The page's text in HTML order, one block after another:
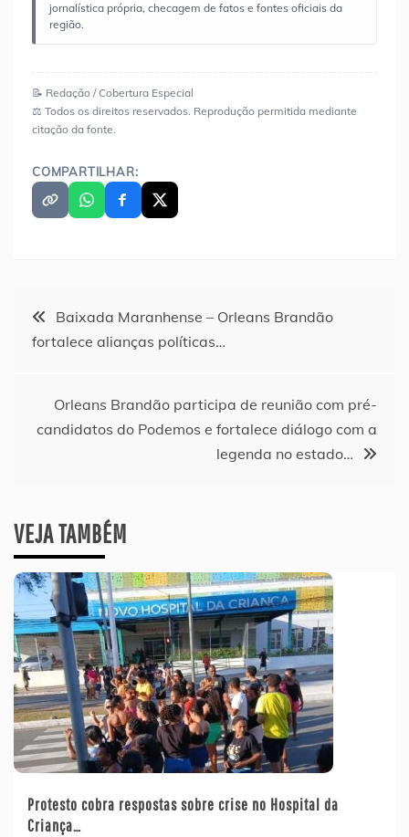
jornalística própria, checagem de fatos e fontes oficiais da
região.
📝 Redação / Cobertura Especial
⚖️ Todos os direitos reservados. Reprodução permitida mediante
citação da fonte.
COMPARTILHAR:
Navegação
Post
Baixada Maranhense – Orleans Brandão
fortalece alianças políticas…
Orleans Brandão participa de reunião com pré-
candidatos do Podemos e fortalece diálogo com a
legenda no estado…
VEJA TAMBÉM
Protesto cobra respostas sobre crise no Hospital da
Criança…